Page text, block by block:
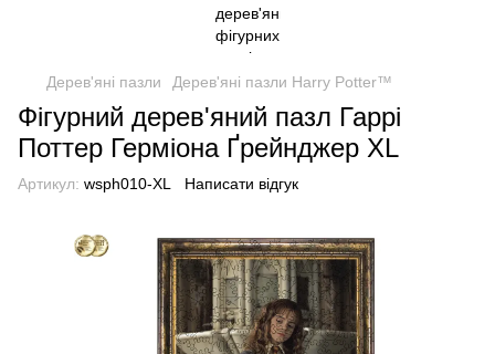
Дерев'яні пазли Дерев'яні пазли Harry Potter™
Фігурний дерев'яний пазл Гаррі
Поттер Герміона Ґрейнджер XL
Артикул: wsph010-XL Написати відгук